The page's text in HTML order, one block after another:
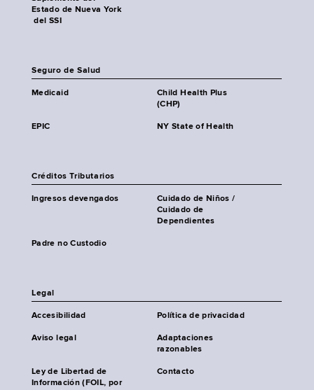
Estado de Nueva York
del SSI
Seguro de Salud
Medicaid
Child Health Plus
(CHP)
EPIC NY State of Health
Créditos Tributarios
Ingresos devengados
Cuidado de Niños /
Cuidado de
Dependientes
Padre no Custodio
Legal
Accesibilidad Política de privacidad
Aviso legal
Adaptaciones
razonables
Ley de Libertad de
Información (FOIL, por
Contacto